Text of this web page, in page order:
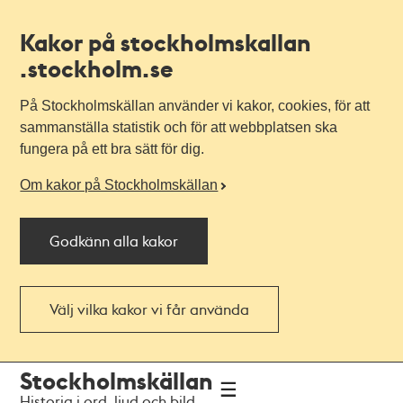
Kakor på stockholmskallan
.stockholm.se
På Stockholmskällan använder vi kakor, cookies, för att
sammanställa statistik och för att webbplatsen ska
fungera på ett bra sätt för dig.
Om kakor på Stockholmskällan
Godkänn alla kakor
Välj vilka kakor vi får använda
navigationen
huvudinnehållet
Stockholmskällan